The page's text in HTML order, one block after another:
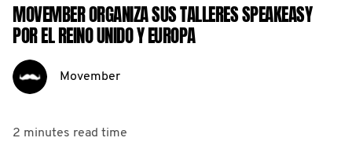
MOVEMBER ORGANIZA SUS TALLERES SPEAKEASY
POR EL REINO UNIDO Y EUROPA
Movember
2 minutes read time